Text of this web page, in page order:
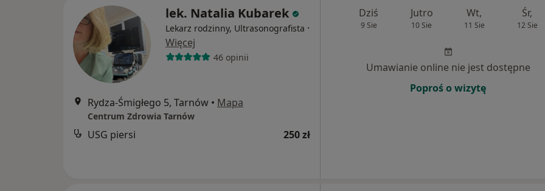
lek. Natalia Kubarek
Lekarz rodzinny, Ultrasonografista ·
Więcej
46 opinii
Rydza-Śmigłego 5, Tarnów • Mapa
Centrum Zdrowia Tarnów
USG piersi 250 zł
Dziś
9 Sie
Jutro
10 Sie
Wt,
11 Sie
Śr,
12 Sie
Umawianie online nie jest dostępne
Poproś o wizytę